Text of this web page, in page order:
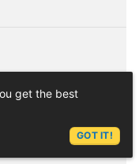
candidat pour
get the best
GOT IT!
ASK LEX